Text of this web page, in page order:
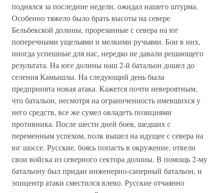
поднялся за последние недели, ожидал нашего штурма.
Особенно тяжело было брать высоты на севере
Бельбекской долины, прорезанные с севера на юг
поперечными ущельями и мелкими ручьями. Бои в них,
иногда успешные для нас, нередко не давали решающего
результата. На юге долины наш 2-й батальон дошел до
селения Камышлы. На следующий день была
предпринята новая атака. Кажется почти невероятным,
что батальон, несмотря на ограниченность имевшихся у
него средств, все же сумел овладеть позициями
противника. После шести дней боев, шедших с
переменным успехом, полк вышел на идущее с севера на
юг шоссе. Русские, боясь попасть в окружение, отвели
свои войска из северного сектора долины. В помощь 2-му
батальону был придан инженерно-саперный батальон, и
эпицентр атаки сместился влево. Русские отчаянно